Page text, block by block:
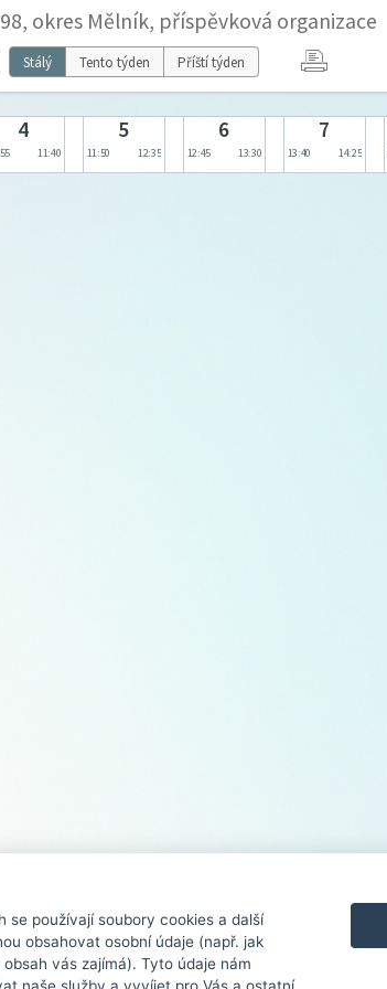
okres Mělník, příspěvková organizace
Stálý Tento týden Příští týden
4
11:40
5
11:50 12:35
6
12:45 13:30
7
13:40 14:25
používají soubory cookies a další
obsahovat osobní údaje (např. jak
vás zajímá). Tyto údaje nám